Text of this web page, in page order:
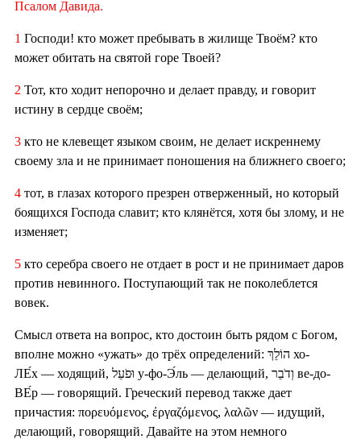
Псалом Давида.
1 Господи! кто может пребывать в жилище Твоём? кто
может обитать на святой горе Твоей?
2 Тот, кто ходит непорочно и делает правду, и говорит
истину в сердце своём;
3 кто не клевещет языком своим, не делает искреннему
своему зла и не принимает поношения на ближнего своего;
4 тот, в глазах которого презрен отверженный, но который
боящихся Господа славит; кто клянётся, хотя бы злому, и не
изменяет;
5 кто серебра своего не отдает в рост и не принимает даров
против невинного. Поступающий так не поколеблется
вовек.
Смысл ответа на вопрос, кто достоин быть рядом с Богом,
вполне можно «ужать» до трёх определений: הוֹלֵךְ хо-
ЛЕ́х — ходящий, וּפֹעֵל у-фо-Э́ль — делающий, וְדֹבֵר ве-до-
ВЕ́р — говорящий. Греческий перевод также дает
причастия: πορευόμενος, ἐργαζόμενος, λαλῶν — идущий,
делающий, говорящий. Давайте на этом немного